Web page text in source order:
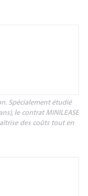
Spécialement étudié
le contrat MINILEASE
des coûts tout en